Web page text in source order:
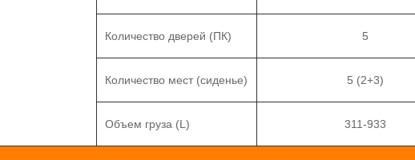
Количество дверей (ПК) 5
Количество мест (сиденье) 5 (2+3)
Объем груза (L) 311-933